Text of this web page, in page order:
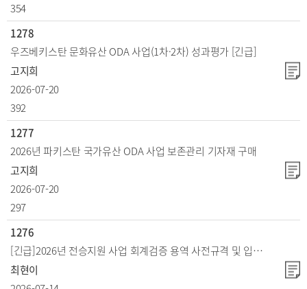
354
1278
우즈베키스탄 문화유산 ODA 사업(1차·2차) 성과평가 [긴급]
고지희
2026-07-20
392
1277
2026년 파키스탄 국가유산 ODA 사업 보존관리 기자재 구매
고지희
2026-07-20
297
1276
[긴급]2026년 전승지원 사업 회계검증 용역 사전규격 및 입찰공고
최현이